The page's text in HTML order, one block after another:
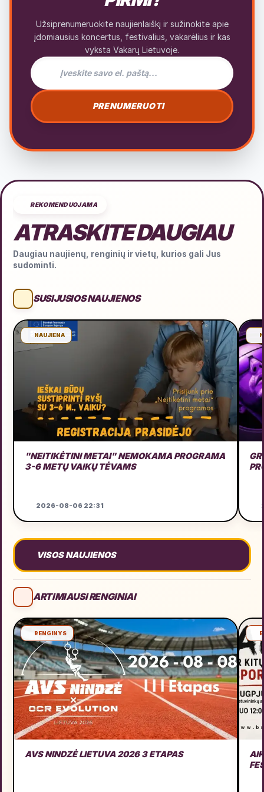
Užsiprenumeruokite naujienlaiškį ir sužinokite apie
įdomiausius koncertus, festivalius, vakarėlius ir kas
vyksta Vakarų Lietuvoje.
El. pašto adresas naujienlaiškiui
PRENUMERUOTI
REKOMENDUOJAMA
ATRASKITE DAUGIAU
Daugiau naujienų, renginių ir vietų, kurios gali Jus
sudominti.
SUSIJUSIOS NAUJIENOS
NAUJIENA
"NEITIKĖTINI METAI" NEMOKAMA PROGRAMA
3-6 METŲ VAIKŲ TĖVAMS
2026-08-06 22:31
VISOS NAUJIENOS
ARTIMIAUSI RENGINIAI
RENGINYS
AVS NINDZĖ LIETUVA 2026 3 ETAPAS